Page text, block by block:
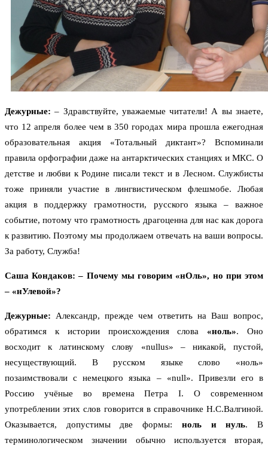
Дежурные: – Здравствуйте, уважаемые читатели! А вы знаете,
что 12 апреля более чем в 350 городах мира прошла ежегодная
образовательная акция «Тотальный диктант»? Вспоминали
правила орфографии даже на антарктических станциях и МКС. О
детстве и любви к Родине писали текст и в Лесном. Службисты
тоже приняли участие в лингвистическом флешмобе. Любая
акция в поддержку грамотности, русского языка – важное
событие, потому что грамотность драгоценна для нас как дорога
к развитию. Поэтому мы продолжаем отвечать на ваши вопросы.
За работу, Служба!
Саша Кондаков: – Почему мы говорим «нОль», но при этом
– «нУлевой»?
Дежурные: Александр, прежде чем ответить на Ваш вопрос,
обратимся к истории происхождения слова«ноль». Оно
восходит к латинскому слову «nullus» – никакой, пустой,
несуществующий. В русском языке слово «ноль»
позаимствовали с немецкого языка – «null». Привезли его в
Россию учёные во времена Петра I. О современном
употреблении этих слов говорится в справочнике Н.С.Валгиной.
Оказывается, допустимы две формы: ноль и нуль. В
терминологическом значении обычно используется вторая,